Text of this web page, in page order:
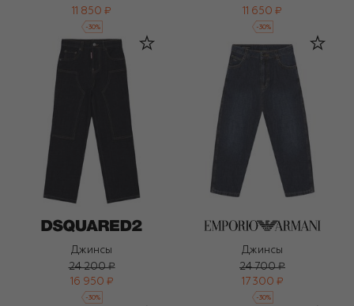
11 850 ₽
-30%
11 650 ₽
-30%
Джинсы
24 200 ₽
16 950 ₽
-30%
Джинсы
24 700 ₽
17 300 ₽
-30%